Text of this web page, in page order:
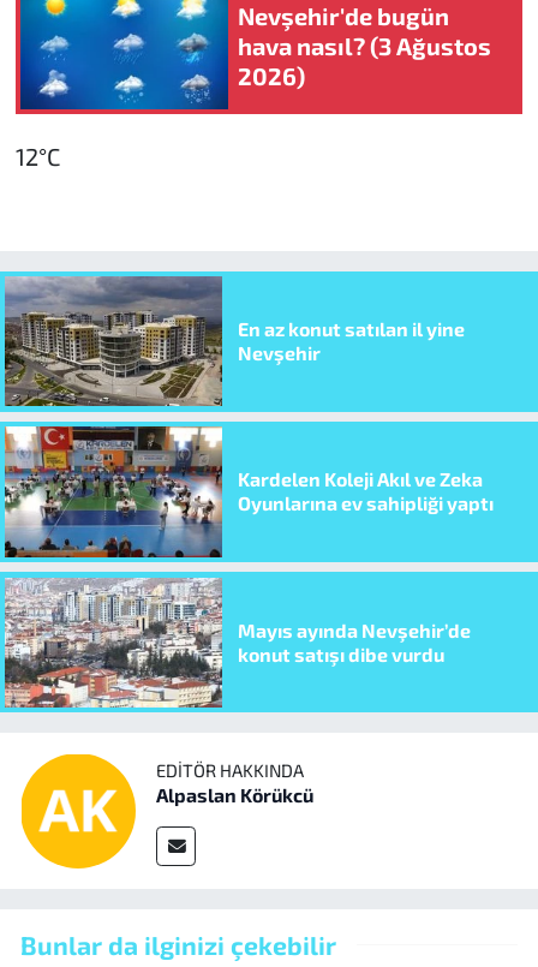
Nevşehir'de bugün
hava nasıl? (3 Ağustos
2026)
12°C
En az konut satılan il yine
Nevşehir
Kardelen Koleji Akıl ve Zeka
Oyunlarına ev sahipliği yaptı
Mayıs ayında Nevşehir’de
konut satışı dibe vurdu
EDITÖR HAKKINDA
Alpaslan Körükcü
Bunlar da ilginizi çekebilir